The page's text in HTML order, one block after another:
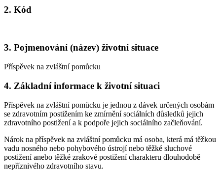
2. Kód
3. Pojmenování (název) životní situace
Příspěvek na zvláštní pomůcku
4. Základní informace k životní situaci
Příspěvek na zvláštní pomůcku je jednou z dávek určených osobám
se zdravotním postižením ke zmírnění sociálních důsledků jejich
zdravotního postižení a k podpoře jejich sociálního začleňování.
Nárok na příspěvek na zvláštní pomůcku má osoba, která má těžkou
vadu nosného nebo pohybového ústrojí nebo těžké sluchové
postižení anebo těžké zrakové postižení charakteru dlouhodobě
nepříznivého zdravotního stavu.